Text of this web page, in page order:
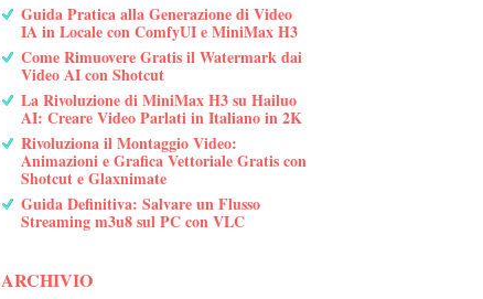
Guida Pratica alla Generazione di Video
IA in Locale con ComfyUI e MiniMax H3
Come Rimuovere Gratis il Watermark dai
Video AI con Shotcut
La Rivoluzione di MiniMax H3 su Hailuo
AI: Creare Video Parlati in Italiano in 2K
Rivoluziona il Montaggio Video:
Animazioni e Grafica Vettoriale Gratis con
Shotcut e Glaxnimate
Guida Definitiva: Salvare un Flusso
Streaming m3u8 sul PC con VLC
ARCHIVIO